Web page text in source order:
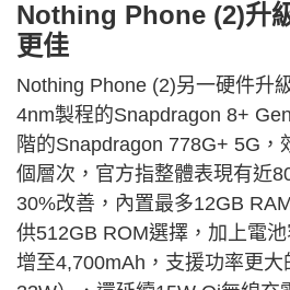
Nothing Phone (2)升
更佳
Nothing Phone (2)另一硬件升
4nm製程的Snapdragon 8+
階的Snapdragon 778G+ 5G，
個層次，官方指整體表現有近
30%改善，內置最多12GB
供512GB ROM選擇，加上電
增至4,700mAh，支援功率更